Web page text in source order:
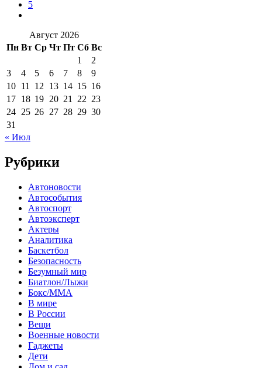
5
Август 2026
Пн Вт Ср Чт Пт Сб Вс
1
2
3
4 5 6 7 8
9
10 11 12 13 14 15 16
17 18 19 20 21 22 23
24 25 26 27 28 29 30
31
« Июл
Рубрики
Автоновости
Автособытия
Автоспорт
Автоэксперт
Актеры
Аналитика
Баскетбол
Безопасность
Безумный мир
Биатлон/Лыжи
Бокс/MMA
В мире
В России
Вещи
Военные новости
Гаджеты
Дети